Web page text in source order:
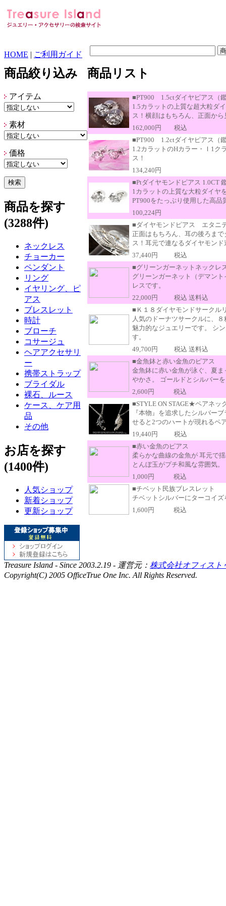
HOME | ご利用ガイド
商品絞り込み
アイテム
素材
価格
商品を探す
(3288件)
ネックレス
チョーカー
ペンダント
リング
イヤリング、ピ
アス
ブレスレット
時計
ブローチ
コサージュ
ヘアアクセサリ
ー
携帯ストラップ
ブライダル
裸石、ルース
ケース、ケア用
品
その他
お店を探す
(1400件)
人気ショップ
新着ショップ
更新ショップ
商品リスト
■PT900 1.5ctダイヤピアス（
1.5カラットの上質な超大粒ダ
ス！横顔はもちろん、正面か
162,000円
税込
■PT900 1.2ctダイヤピアス（
1.2カラットのHカラー・Ｉ1ク
ス！
134,240円
■Ptダイヤモンドピアス 1.0CT
1カラットの上質な大粒ダイヤ
PT900をたっぷり使用した高
100,224円
■ダイヤモンドピアス エタニ
正面はもちろん、耳の後ろま
ス！耳元で連なるダイヤモン
37,440円
税込
■グリーンガーネットネックレ
グリーンガーネット（デマン
レスです。
22,000円
税込 送料込
■Ｋ１８ダイヤモンドサークル
人気のドーナツサークルに、
魅力的なジュエリーです。 シ
す。
49,700円
税込 送料込
■金魚鉢と赤い金魚のピアス
金魚鉢に赤い金魚が泳ぐ、夏
やかさ。 ゴールドとシルバー
2,600円
税込
■STYLE ON STAGE★ペアネッ
『本物』を追求したシルバー
せると2つのハートが現れるペ
19,440円
税込
■赤い金魚のピアス
柔らかな曲線の金魚が 耳元で
とんぼ玉がプチ和風な雰囲気。
1,000円
税込
■チベット民族ブレスレット
チベットシルバーにターコイ
1,600円
税込
Treasure Island - Since 2003.2.19 - 運営元： 株式会社オフィスト
Copyright(C) 2005 OfficeTrue One Inc. All Rights Reserved.